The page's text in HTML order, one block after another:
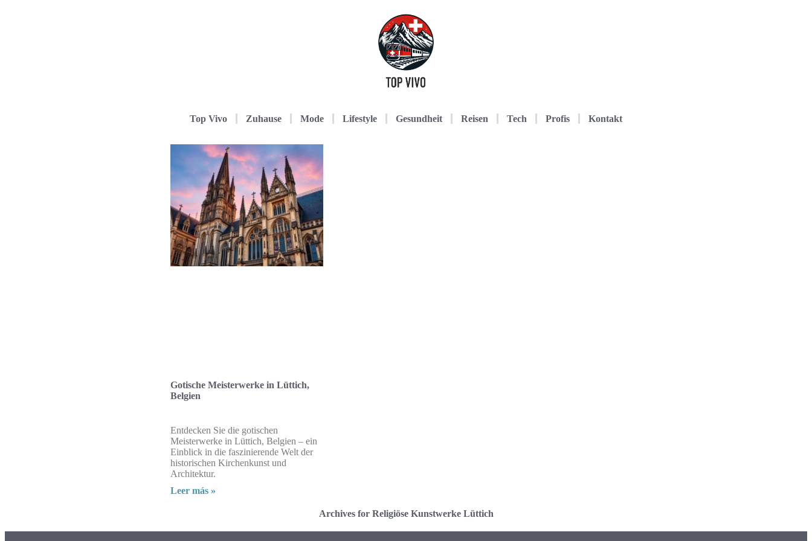
Top Vivo Zuhause Mode Lifestyle Gesundheit Reisen Tech Profis Kontakt
Gotische Meisterwerke in Lüttich,
Belgien
Entdecken Sie die gotischen
Meisterwerke in Lüttich, Belgien – ein
Einblick in die faszinierende Welt der
historischen Kirchenkunst und
Architektur.
Leer más »
Archives for Religiöse Kunstwerke Lüttich